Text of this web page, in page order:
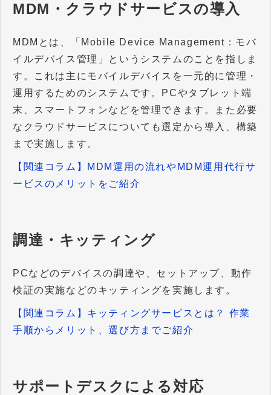
MDM・クラウドサービスの導入
MDMとは、「Mobile Device Management：モバ
イルデバイス管理」というシステムのことを指しま
す。これは主にモバイルデバイスを一元的に管理・
運用するためのシステムです。PCやタブレット端
末、スマートフォンなどを管理できます。また必要
なクラウドサービスについても選定から導入、構築
まで実施します。
【関連コラム】MDM運用の流れやMDM運用代行サ
ービスのメリットをご紹介
調達・キッティング
PCなどのデバイスの調達や、セットアップ、動作
検証の実施などのキッティングを実施します。
【関連コラム】キッティングサービスとは？ 作業
手順からメリット、選び方までご紹介
サポートデスクによる対応